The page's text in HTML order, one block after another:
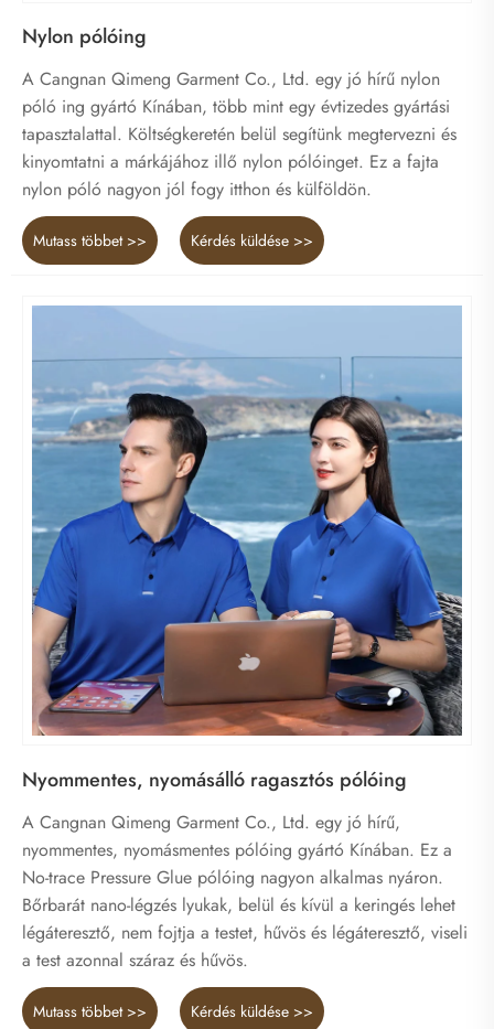
Nylon pólóing
A Cangnan Qimeng Garment Co., Ltd. egy jó hírű nylon
póló ing gyártó Kínában, több mint egy évtizedes gyártási
tapasztalattal. Költségkeretén belül segítünk megtervezni és
kinyomtatni a márkájához illő nylon pólóinget. Ez a fajta
nylon póló nagyon jól fogy itthon és külföldön.
Mutass többet >> Kérdés küldése >>
Nyommentes, nyomásálló ragasztós pólóing
A Cangnan Qimeng Garment Co., Ltd. egy jó hírű,
nyommentes, nyomásmentes pólóing gyártó Kínában. Ez a
No-trace Pressure Glue pólóing nagyon alkalmas nyáron.
Bőrbarát nano-légzés lyukak, belül és kívül a keringés lehet
légáteresztő, nem fojtja a testet, hűvös és légáteresztő, viseli
a test azonnal száraz és hűvös.
Mutass többet >> Kérdés küldése >>